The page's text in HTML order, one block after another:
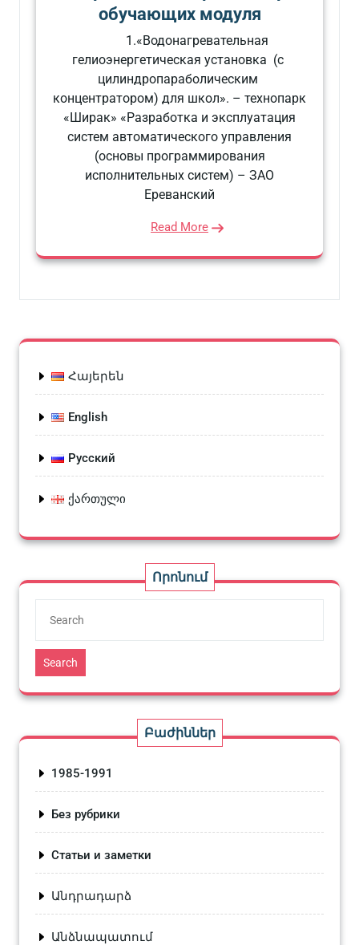
обучающих модуля
1.«Водонагревательная
гелиоэнергетическая установка (с
цилиндропараболическим
концентратором) для школ». – технопарк
«Ширак» «Разработка и эксплуатация
систем автоматического управления
(основы программирования
исполнительных систем) – ЗАО
Ереванский
Read More
Հայերեն
English
Русский
ქართული
Որոնում
Search
Բաժիններ
1985-1991
Без рубрики
Статьи и заметки
Անդրադարձ
Անձնապատում